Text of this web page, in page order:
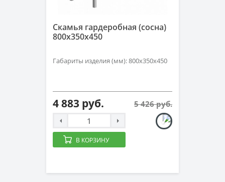
Скамья гардеробная (сосна)
800х350х450
Габариты изделия (мм): 800х350х450
4 883 руб. 5 426 руб.
В КОРЗИНУ